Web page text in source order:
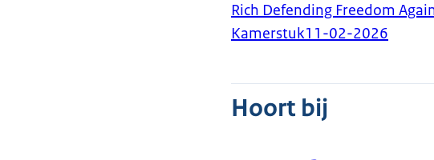
Rich Defending Freedom
Kamerstuk11-02-2026
Hoort bij